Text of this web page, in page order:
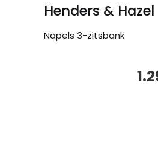
Henders & Hazel
Napels 3-zitsbank